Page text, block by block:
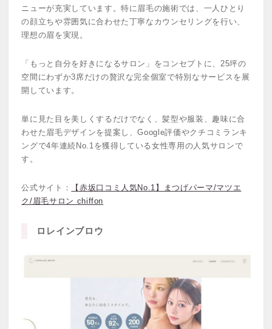
ニューが充実しています。特に眉毛の施術では、一人ひとり
の顔立ちや雰囲気に合わせた丁寧なカウンセリングを行い、
理想の眉を実現。
「もっと自分を好きになるサロン」をコンセプトに、25坪の
空間にわずか3席だけの贅沢な完全個室で特別なサービスを展
開しています。
単に見た目を美しくするだけでなく、髪型や服装、趣味に合
わせた眉毛デザインを提案し、Google評価やクチコミランキ
ングで4年連続No.1を獲得している女性専用の人気サロンで
す。
公式サイト：
【赤坂口コミ人気No.1】まつげパーマ/マツエ
ク/眉毛サロン chiffon
ロレインブロウ